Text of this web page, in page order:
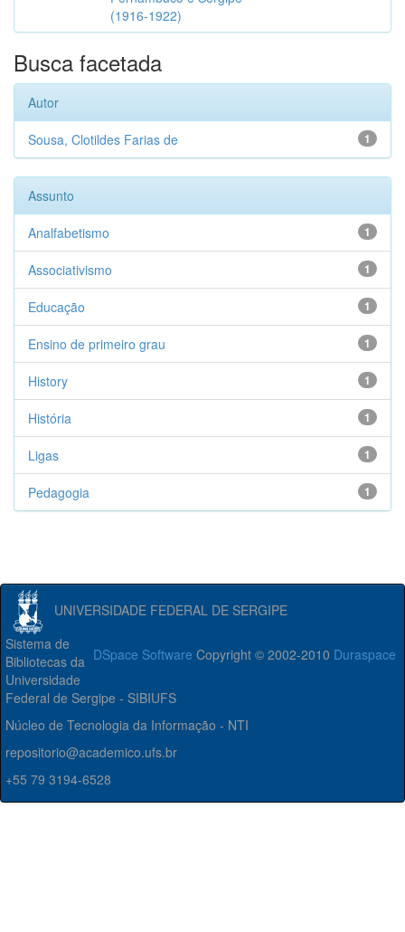
(1916-1922)
Busca facetada
Autor
1
Sousa, Clotildes Farias de
Assunto
1
Analfabetismo
1
Associativismo
1
Educação
1
Ensino de primeiro grau
1
History
1
História
1
Ligas
1
Pedagogia
UNIVERSIDADE FEDERAL DE SERGIPE
DSpace Software Copyright © 2002-2010 Duraspace
Sistema de
Bibliotecas da
Universidade
Federal de Sergipe - SIBIUFS
Núcleo de Tecnologia da Informação - NTI
repositorio@academico.ufs.br
+55 79 3194-6528